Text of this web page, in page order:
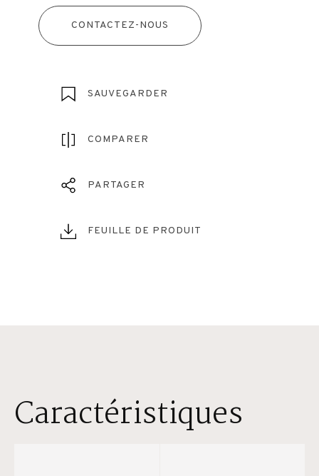
CONTACTEZ-NOUS
SAUVEGARDER
COMPARER
PARTAGER
FEUILLE DE PRODUIT
Caractéristiques